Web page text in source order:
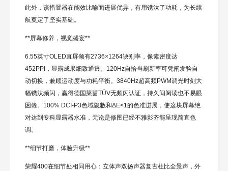
此外，该措置器在能效比喻面进展优异，有用镌汰了功耗，为长续
航奠定了坚实基础。
**屏幕修养，视觉盛宴**
6.55英寸OLED直屏领有2736×1264诀别率，像素密度达
452PPI，显露成果细致通透。120Hz自恰当刷新率可凭阐发验自
动切换，兼顾运动度与功耗平衡。3840Hz超高频PWM调光时刻大
幅镌汰频闪，赢得德国莱茵TÜV无频闪认证，持久间阅读也不易眼
困倦。100% DCI-P3色域隐敝和ΔE<1的色准进展，使这块屏幕绝
对达到专科显露器水准，无论是修图已经不雅影齐能呈现简直色
调。
**细节打磨，体验升级**
荣耀400在细节处相同用心：立体声双扬声器复古杜比全景声，外